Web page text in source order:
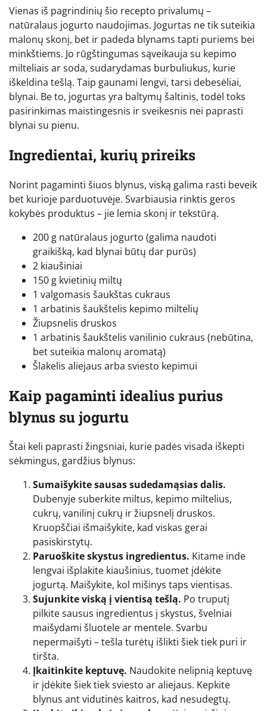
Vienas iš pagrindinių šio recepto privalumų –
natūralaus jogurto naudojimas. Jogurtas ne tik suteikia
malonų skonį, bet ir padeda blynams tapti puriems bei
minkštiems. Jo rūgštingumas sąveikauja su kepimo
milteliais ar soda, sudarydamas burbuliukus, kurie
iškeldina tešlą. Taip gaunami lengvi, tarsi debesėliai,
blynai. Be to, jogurtas yra baltymų šaltinis, todėl toks
pasirinkimas maistingesnis ir sveikesnis nei paprasti
blynai su pienu.
Ingredientai, kurių prireiks
Norint pagaminti šiuos blynus, viską galima rasti beveik
bet kurioje parduotuvėje. Svarbiausia rinktis geros
kokybės produktus – jie lemia skonį ir tekstūrą.
200 g natūralaus jogurto (galima naudoti
graikišką, kad blynai būtų dar purūs)
2 kiaušiniai
150 g kvietinių miltų
1 valgomasis šaukštas cukraus
1 arbatinis šaukštelis kepimo miltelių
Žiupsnelis druskos
1 arbatinis šaukštelis vanilinio cukraus (nebūtina,
bet suteikia malonų aromatą)
Šlakelis aliejaus arba sviesto kepimui
Kaip pagaminti idealius purius
blynus su jogurtu
Štai keli paprasti žingsniai, kurie padės visada iškepti
sėkmingus, gardžius blynus:
Sumaišykite sausas sudedamąsias dalis.
Dubenyje suberkite miltus, kepimo miltelius,
cukrų, vanilinį cukrų ir žiupsnelį druskos.
Kruopščiai išmaišykite, kad viskas gerai
pasiskirstytų.
Paruoškite skystus ingredientus. Kitame inde
lengvai išplakite kiaušinius, tuomet įdėkite
jogurtą. Maišykite, kol mišinys taps vientisas.
Sujunkite viską į vientisą tešlą. Po truputį
pilkite sausus ingredientus į skystus, švelniai
maišydami šluotele ar mentele. Svarbu
nepermaišyti – tešla turėtų išlikti šiek tiek puri ir
tiršta.
Įkaitinkite keptuvę. Naudokite nelipnią keptuvę
ir įdėkite šiek tiek sviesto ar aliejaus. Kepkite
blynus ant vidutinės kaitros, kad nesudegtų.